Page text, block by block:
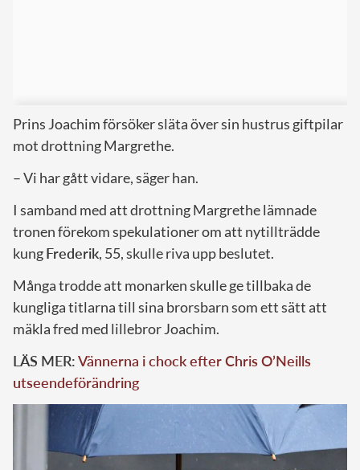
Prins Joachim försöker släta över sin hustrus giftpilar
mot drottning Margrethe.
– Vi har gått vidare, säger han.
I samband med att drottning Margrethe lämnade
tronen förekom spekulationer om att nytillträdde
kungFrederik, 55, skulle riva upp beslutet.
Många trodde att monarken skulle ge tillbaka de
kungliga titlarna till sina brorsbarn som ett sätt att
mäkla fred med lillebror Joachim.
LÄS MER:Vännerna i chock efter Chris O’Neills
utseendeförändring